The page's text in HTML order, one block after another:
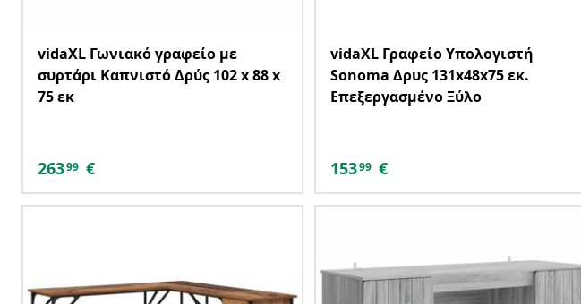
vidaXL Γωνιακό γραφείο με
συρτάρι Καπνιστό Δρύς 102 x 88 x
75 εκ
26399 €
vidaXL Γραφείο Υπολογιστή
Sonoma Δρυς 131x48x75 εκ.
Επεξεργασμένο Ξύλο
15399 €